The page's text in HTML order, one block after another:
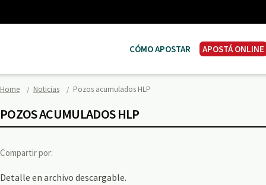
CÓMO APOSTAR APOSTÁ ONLINE
Home Noticias Pozos acumulados HLP
POZOS ACUMULADOS HLP
Compartir por:
Detalle en archivo descargable.